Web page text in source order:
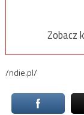
Zobacz
/ndie.pl/